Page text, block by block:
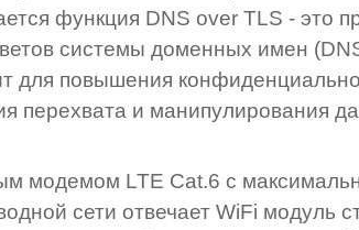
функция DNS over TLS - это
системы доменных имен
для повышения
перехвата и манипулирования
модемом LTE Cat.6 с
сети отвечает WiFi модуль